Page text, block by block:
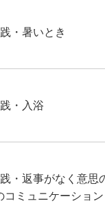
・暑いとき
・入浴
・返事がなく意思
コミュニケーショ